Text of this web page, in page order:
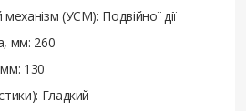
(УСМ): Подвійної дії
мм: 260
130
Гладкий